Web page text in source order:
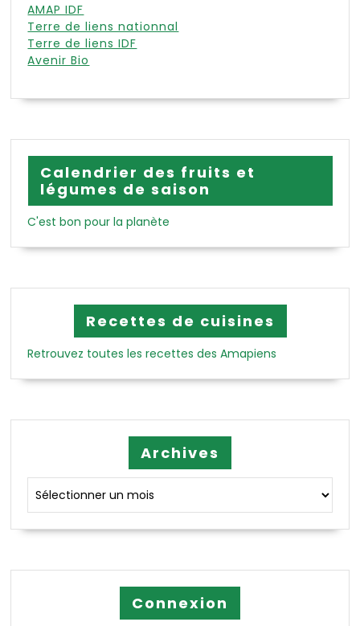
AMAP IDF
Terre de liens nationnal
Terre de liens IDF
Avenir Bio
Calendrier des fruits et
légumes de saison
C'est bon pour la planète
Recettes de cuisines
Retrouvez toutes les recettes des Amapiens
Archives
Connexion